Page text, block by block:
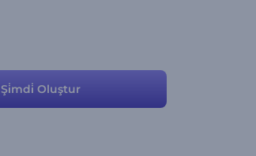
Şi̇mdi̇ Oluştur